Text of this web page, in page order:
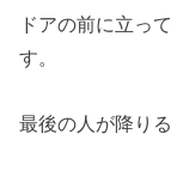
ドアの前に立っ
す。
最後の人が降り